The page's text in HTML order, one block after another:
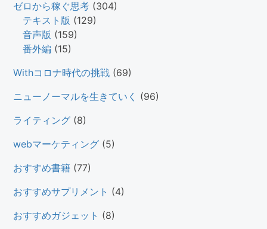
ゼロから稼ぐ思考 (304)
テキスト版 (129)
音声版 (159)
番外編 (15)
Withコロナ時代の挑戦 (69)
ニューノーマルを生きていく (96)
ライティング (8)
webマーケティング (5)
おすすめ書籍 (77)
おすすめサプリメント (4)
おすすめガジェット (8)